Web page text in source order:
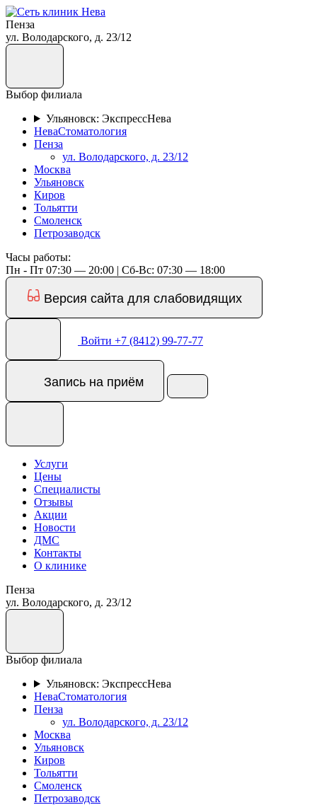
Пенза
ул. Володарского, д. 23/12
Выбор филиала
Ульяновск: ЭкспрессНева
НеваСтоматология
Пенза
ул. Володарского, д. 23/12
Москва
Ульяновск
Киров
Тольятти
Смоленск
Петрозаводск
Часы работы:
Пн - Пт 07:30 — 20:00 | Cб-Вс: 07:30 — 18:00
Версия сайта для слабовидящих
Войти +7 (8412) 99-77-77
Запись на приём
Услуги
Цены
Специалисты
Отзывы
Акции
Новости
ДМС
Контакты
О клинике
Пенза
ул. Володарского, д. 23/12
Выбор филиала
Ульяновск: ЭкспрессНева
НеваСтоматология
Пенза
ул. Володарского, д. 23/12
Москва
Ульяновск
Киров
Тольятти
Смоленск
Петрозаводск